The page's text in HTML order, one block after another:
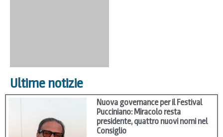
Ultime notizie
Nuova governance per il Festival
Pucciniano: Miracolo resta
presidente, quattro nuovi nomi nel
Consiglio